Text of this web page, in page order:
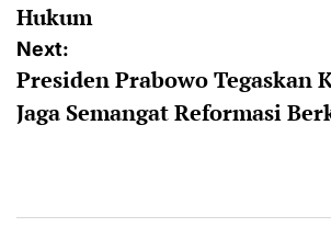
Hukum
Next:
Presiden Prabowo Tegaskan
Jaga Semangat Reformasi